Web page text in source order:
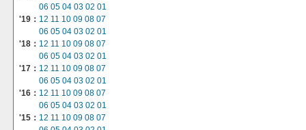
06 05 04 03 02 01
'19： 12 11 10 09 08 07
06 05 04 03 02 01
'18： 12 11 10 09 08 07
06 05 04 03 02 01
'17： 12 11 10 09 08 07
06 05 04 03 02 01
'16： 12 11 10 09 08 07
06 05 04 03 02 01
'15： 12 11 10 09 08 07